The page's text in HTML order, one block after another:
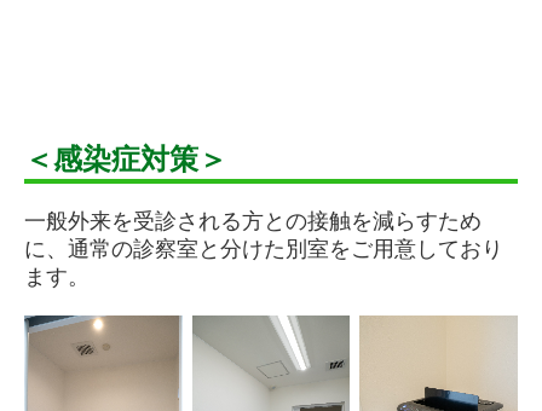
発熱外来
施設・設備紹介
お知らせ一覧
交通案内
＜感染症対策＞
一般外来を受診される方との接触を減らすため
に、通常の診察室と分けた別室をご用意しており
ます。